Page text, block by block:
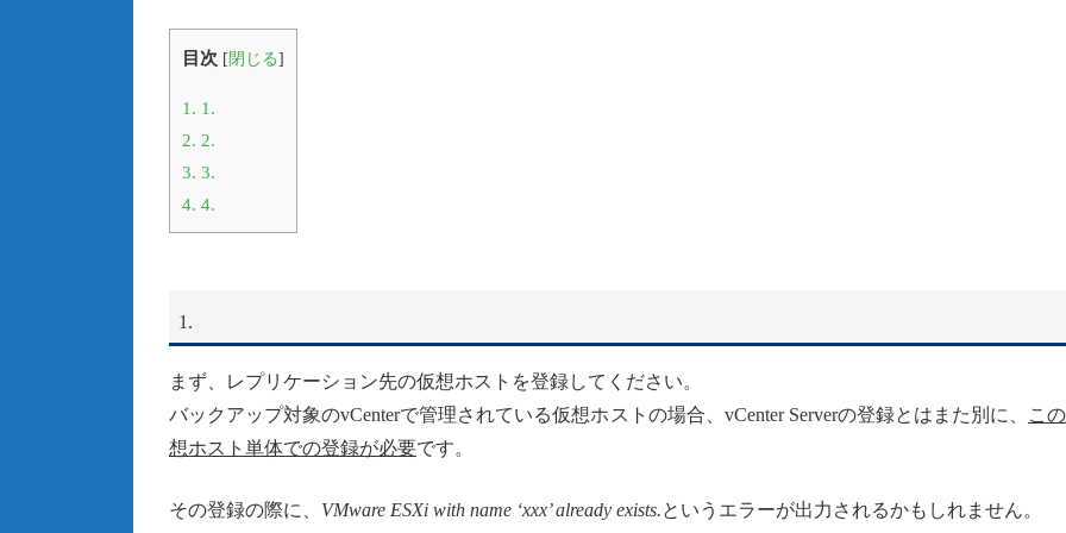
目次 [ 閉じる]
1. 1.
2. 2.
3. 3.
4. 4.
1.
まず、レプリケーション先の仮想ホストを登録してください。
バックアップ対象のvCenterで管理されている仮想ホストの場合、vCenter Serverの登録とはまた別に、
こ
想ホスト単体での登録が必要です。
その登録の際に、 VMware ESXi with name ‘xxx’ already exists.というエラーが出力されるかもしれません。